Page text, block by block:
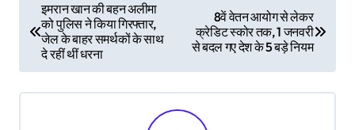
इमरान खान की बहन अलीमा
को पुलिस ने किया गिरफ्तार,
जेल के बाहर समर्थकों के साथ
दे रहीं थीं धरना
8वें वेतन आयोग से लेकर
क्रेडिट स्कोर तक, 1 जनवरी
से बदल गए देश के 5 बड़े नियम